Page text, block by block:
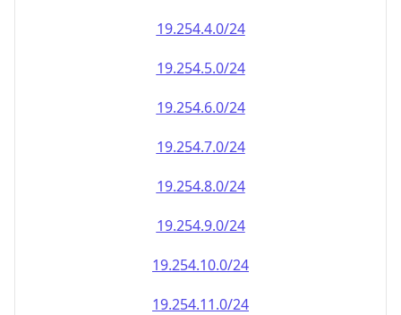
19.254.4.0/24
19.254.5.0/24
19.254.6.0/24
19.254.7.0/24
19.254.8.0/24
19.254.9.0/24
19.254.10.0/24
19.254.11.0/24